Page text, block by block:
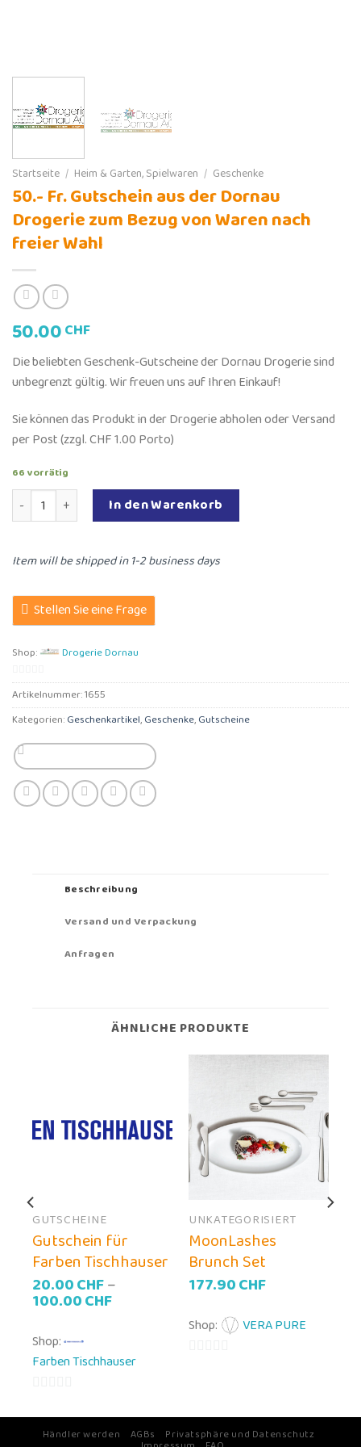
Startseite / Heim & Garten, Spielwaren / Geschenke
50.- Fr. Gutschein aus der Dornau
Drogerie zum Bezug von Waren nach
freier Wahl
50.00CHF
Die beliebten Geschenk-Gutscheine der Dornau Drogerie sind
unbegrenzt gültig. Wir freuen uns auf Ihren Einkauf!
Sie können das Produkt in der Drogerie abholen oder Versand
per Post (zzgl. CHF 1.00 Porto)
66 vorrätig
50.- Fr. Gutschein aus der Dornau Drogerie zum Bezug von
In den Warenkorb
Item will be shipped in 1-2 business days
Stellen Sie eine Frage
Shop: Drogerie Dornau
0
von
5
Artikelnummer:1655
Kategorien:Geschenkartikel,Geschenke,Gutscheine
Beschreibung
Versand und Verpackung
Anfragen
ÄHNLICHE PRODUKTE
GUTSCHEINE
Gutschein für
Farben Tischhauser
20.00CHF–
100.00CHF
Shop:
Farben Tischhauser
von
UNKATEGORISIERT
MoonLashes
Brunch Set
177.90CHF
Shop: VERA PURE
Händler werden AGBs Privatsphäre und Datenschutz